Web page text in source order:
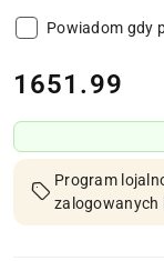
Powiadom gdy
cena:
1651.99
Program
zalogowanych